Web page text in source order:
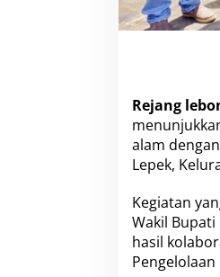
Rejang
alam
Lepek,
Kegiatan
Wakil
hasil
Pengelolaan